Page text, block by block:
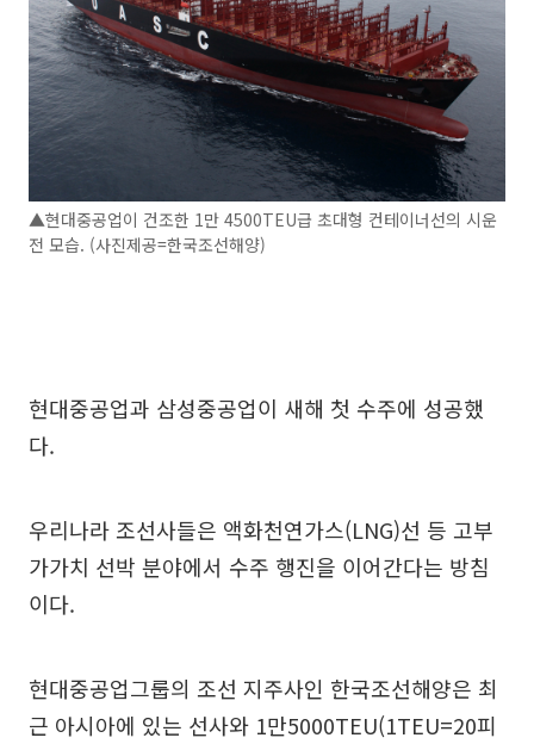
▲현대중공업이 건조한 1만 4500TEU급 초대형 컨테이너선의 시운
전 모습. (사진제공=한국조선해양)
현대중공업과 삼성중공업이 새해 첫 수주에 성공했
다.
우리나라 조선사들은 액화천연가스(LNG)선 등 고부
가가치 선박 분야에서 수주 행진을 이어간다는 방침
이다.
현대중공업그룹의 조선 지주사인 한국조선해양은 최
근 아시아에 있는 선사와 1만5000TEU(1TEU=20피